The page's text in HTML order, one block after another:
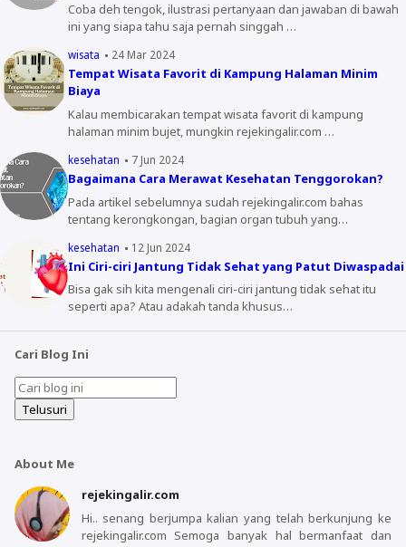
Coba deh tengok, ilustrasi pertanyaan dan jawaban di bawah
ini yang siapa tahu saja pernah singgah …
wisata 24 Mar 2024
Tempat Wisata Favorit di Kampung Halaman Minim
Biaya
Kalau membicarakan tempat wisata favorit di kampung
halaman minim bujet, mungkin rejekingalir.com …
kesehatan 7 Jun 2024
Bagaimana Cara Merawat Kesehatan Tenggorokan?
Pada artikel sebelumnya sudah rejekingalir.com bahas
tentang kerongkongan, bagian organ tubuh yang…
kesehatan 12 Jun 2024
Ini Ciri-ciri Jantung Tidak Sehat yang Patut Diwaspadai
Bisa gak sih kita mengenali ciri-ciri jantung tidak sehat itu
seperti apa? Atau adakah tanda khusus…
Cari Blog Ini
About Me
rejekingalir.com
Hi.. senang berjumpa kalian yang telah berkunjung ke
rejekingalir.com Semoga banyak hal bermanfaat dan